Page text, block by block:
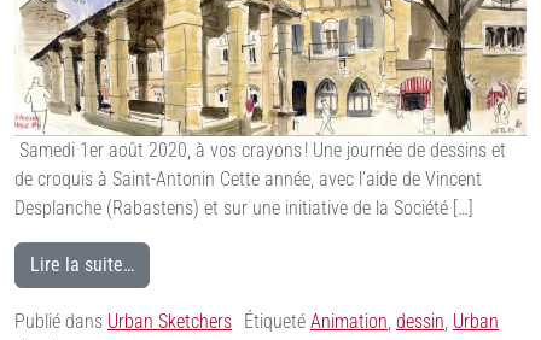
Samedi 1er août 2020, à vos crayons ! Une journée de dessins et
de croquis à Saint-Antonin Cette année, avec l’aide de Vincent
Desplanche (Rabastens) et sur une initiative de la Société […]
Lire la suite…
Publié dans Urban Sketchers Étiqueté Animation, dessin, Urban